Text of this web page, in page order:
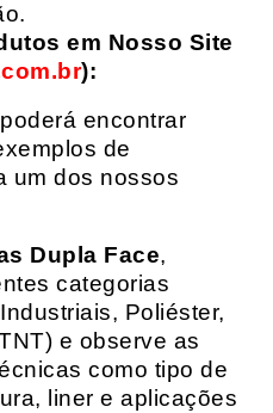
em Nosso Site
):
encontrar
de
um dos nossos
Dupla Face,
categorias
Poliéster,
e observe as
como tipo de
liner e aplicações